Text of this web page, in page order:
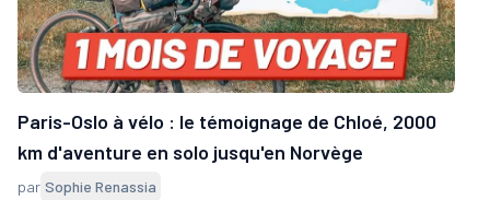
Paris-Oslo à vélo : le témoignage de Chloé, 2000
km d'aventure en solo jusqu'en Norvège
par Sophie Renassia